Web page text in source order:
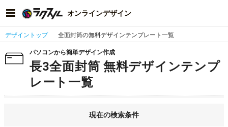
オンラインデザイン
デザイントップ 全面封筒の無料デザインテンプレート一覧
パソコンから簡単デザイン作成
長3全面封筒 無料デザインテンプ
レート一覧
現在の検索条件